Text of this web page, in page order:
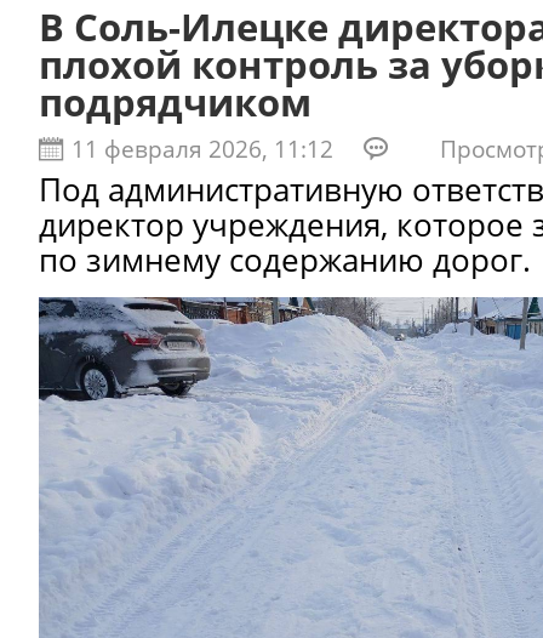
В Соль-Илецке
плохой контроль за
подрядчиком
11 февраля 2026, 11:12
Под административную
директор учреждения, которое
по зимнему содержанию дорог.